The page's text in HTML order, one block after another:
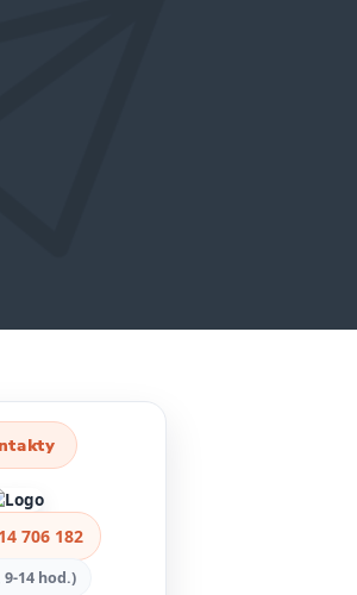
706 182
9-14 hod.)